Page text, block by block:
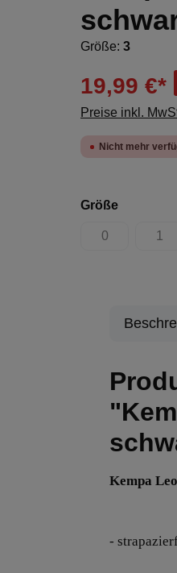
Größe: 3
19,99 €*
Preise inkl.
Nicht mehr
Größe
0
(Diese Option
1
Kempa
-